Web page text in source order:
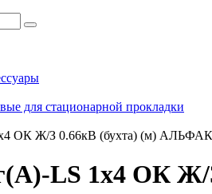
для стационарной прокладки
ОК Ж/З 0.66кВ (бухта) (м)
LS 1х4 ОК